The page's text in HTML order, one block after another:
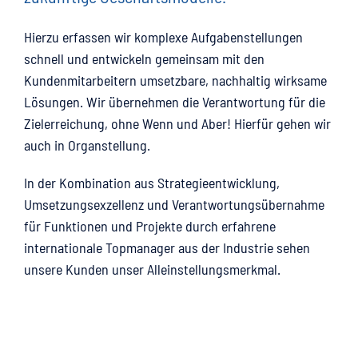
Hierzu erfassen wir komplexe Aufgabenstellungen
schnell und entwickeln gemeinsam mit den
Kundenmitarbeitern umsetzbare, nachhaltig wirksame
Lösungen. Wir übernehmen die Verantwortung für die
Zielerreichung, ohne Wenn und Aber! Hierfür gehen wir
auch in Organstellung.
In der Kombination aus Strategieentwicklung,
Umsetzungsexzellenz und Verantwortungsübernahme
für Funktionen und Projekte durch erfahrene
internationale Topmanager aus der Industrie sehen
unsere Kunden unser Alleinstellungsmerkmal.